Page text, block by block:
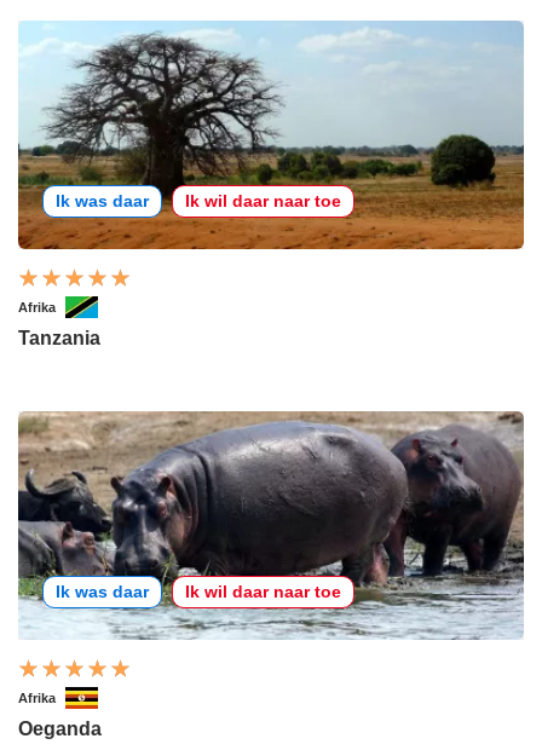
Ik was daar Ik wil daar naar toe
Afrika
Tanzania
Ik was daar Ik wil daar naar toe
Afrika
Oeganda